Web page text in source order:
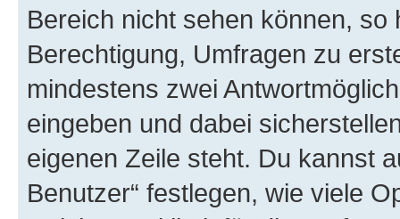
Bereich nicht sehen können,
Berechtigung, Umfragen zu
mindestens zwei
eingeben und dabei
eigenen Zeile steht. Du kannst
Benutzer“ festlegen, wie viele